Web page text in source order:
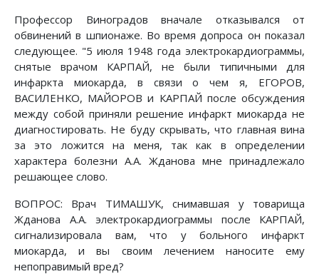
Профессор Виноградов вначале отказывался от
обвинений в шпионаже. Во время допроса он показал
следующее. "5 июля 1948 года электрокардиограммы,
снятые врачом КАРПАЙ, не были типичными для
инфаркта миокарда, в связи о чем я, ЕГОРОВ,
ВАСИЛЕНКО, МАЙОРОВ и КАРПАЙ после обсуждения
между собой приняли решение инфаркт миокарда не
диагностировать. Не буду скрывать, что главная вина
за это ложится на меня, так как в определении
характера болезни А.А. Жданова мне принадлежало
решающее слово.
ВОПРОС: Врач ТИМАШУК, снимавшая у товарища
Жданова А.А. электрокардиограммы после КАРПАЙ,
сигнализировала вам, что у больного инфаркт
миокарда, и вы своим лечением наносите ему
непоправимый вред?